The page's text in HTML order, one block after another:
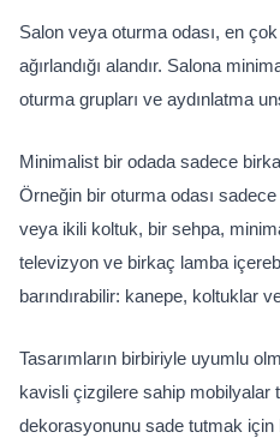
Salon veya oturma odası, en
ağırlandığı alandır. Salona
oturma grupları ve aydınlatma
Minimalist bir odada sadece
Örneğin bir oturma odası
veya ikili koltuk, bir sehpa,
televizyon ve birkaç lamba
barındırabilir: kanepe, koltuklar
Tasarımların birbiriyle uyumlu
kavisli çizgilere sahip mobilyalar
dekorasyonunu sade tutmak